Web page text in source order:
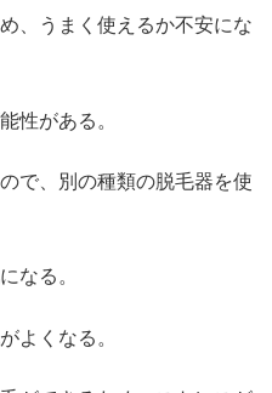
、うまく使えるか不安にな
性がある。
で、別の種類の脱毛器を使
なる。
よくなる。